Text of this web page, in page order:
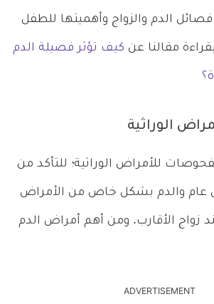
الدم والزواج وأهميتها للطفل
مقالنا عن كيف تؤثر فصيلة الدم
للأمراض الوراثية؛ للتأكد من
والدم بشكل خاص من الأمراض
زواج الأقارب. ومن أهم أمراض الدم
ADVERTISEMENT